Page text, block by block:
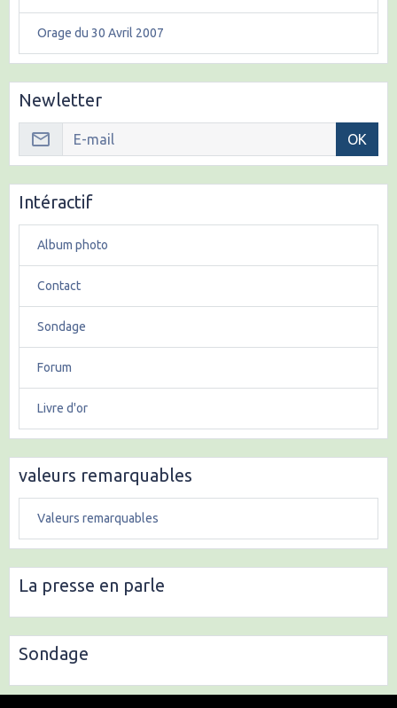
Orage du 30 Avril 2007
Newletter
OK
Intéractif
Album photo
Contact
Sondage
Forum
Livre d'or
valeurs remarquables
Valeurs remarquables
La presse en parle
Sondage